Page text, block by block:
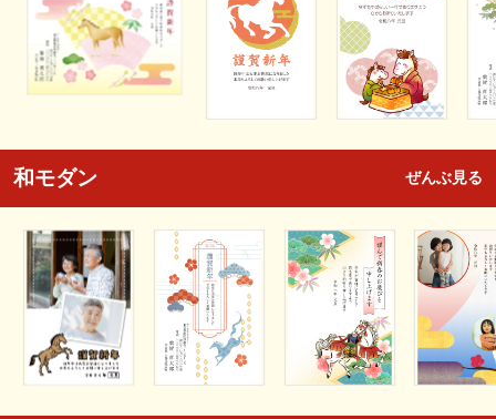
和モダン ぜんぶ見る